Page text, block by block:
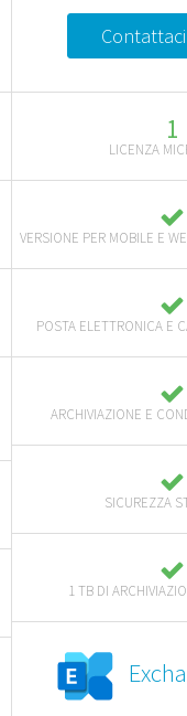
1
LICENZA
VERSIONE PER MOBILE E
POSTA ELETTRONICA E
ARCHIVIAZIONE E
SICUREZZA
1 TB DI